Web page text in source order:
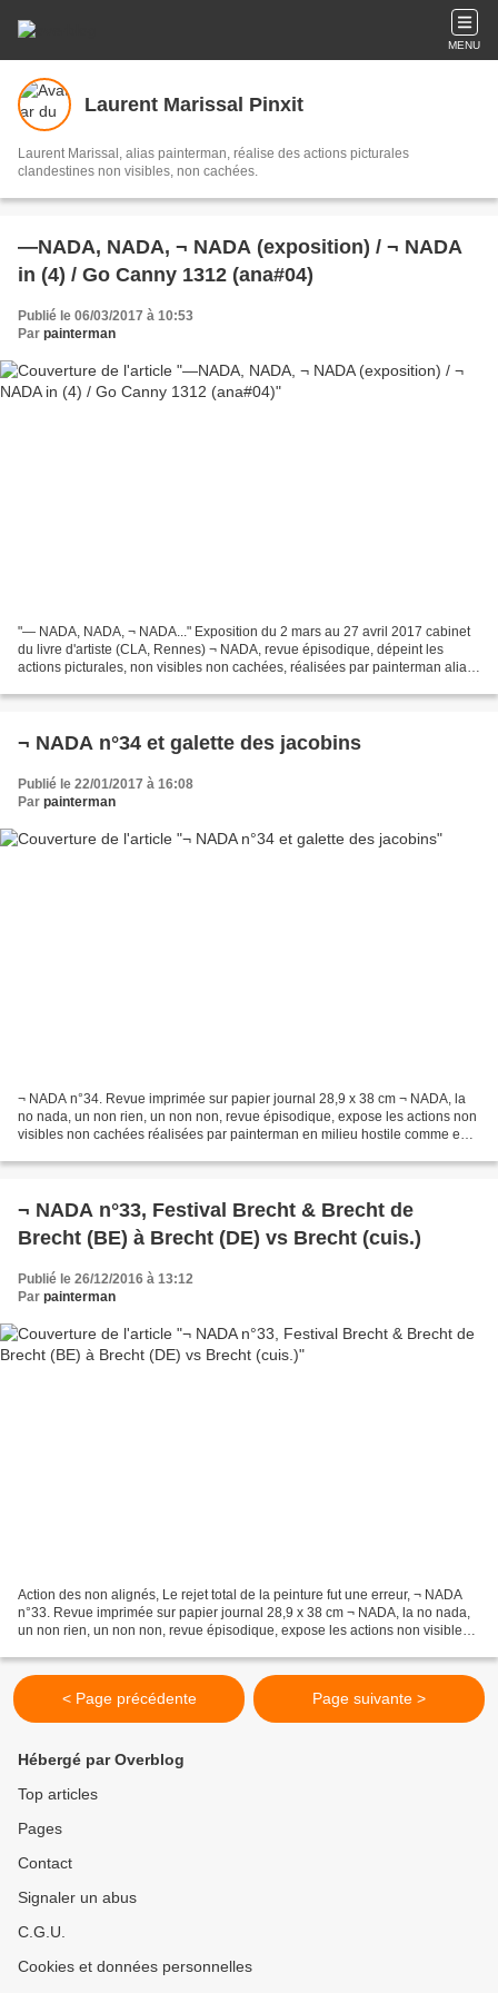
MENU
Laurent Marissal Pinxit
Laurent Marissal, alias painterman, réalise des actions picturales
clandestines non visibles, non cachées.
—NADA, NADA, ¬ NADA (exposition) / ¬ NADA
in (4) / Go Canny 1312 (ana#04)
Publié le 06/03/2017 à 10:53
Par painterman
"— NADA, NADA, ¬ NADA..." Exposition du 2 mars au 27 avril 2017 cabinet
du livre d'artiste (CLA, Rennes) ¬ NADA, revue épisodique, dépeint les
actions picturales, non visibles non cachées, réalisées par painterman alias
¬ NADA n°34 et galette des jacobins
Publié le 22/01/2017 à 16:08
Par painterman
¬ NADA n°34. Revue imprimée sur papier journal 28,9 x 38 cm ¬ NADA, la
no nada, un non rien, un non non, revue épisodique, expose les actions non
visibles non cachées réalisées par painterman en milieu hostile comme en
¬ NADA n°33, Festival Brecht & Brecht de
Brecht (BE) à Brecht (DE) vs Brecht (cuis.)
Publié le 26/12/2016 à 13:12
Par painterman
Action des non alignés, Le rejet total de la peinture fut une erreur, ¬ NADA
n°33. Revue imprimée sur papier journal 28,9 x 38 cm ¬ NADA, la no nada,
un non rien, un non non, revue épisodique, expose les actions non visibles
< Page précédente Page suivante >
Hébergé par Overblog
Top articles
Pages
Contact
Signaler un abus
C.G.U.
Cookies et données personnelles